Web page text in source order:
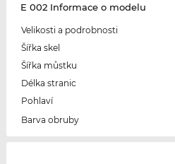
E 002 Informace o modelu
Velikosti a podrobnosti
Šířka skel
Šířka můstku
Délka stranic
Pohlaví
Barva obruby